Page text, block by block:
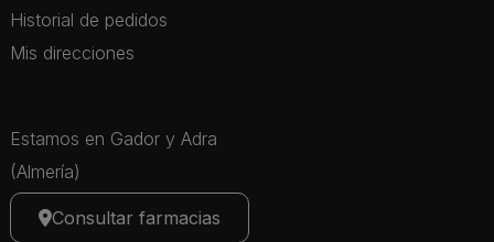
Historial de pedidos
Mis direcciones
Estamos en Gador y Adra
(Almería)
Consultar farmacias